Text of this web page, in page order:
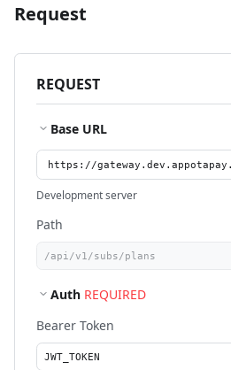
Request
REQUEST
Base URL
Development server
Path
Auth REQUIRED
Bearer Token